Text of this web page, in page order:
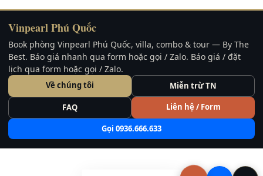
Vinpearl Phú Quốc
Book phòng Vinpearl Phú Quốc, villa, combo & tour — By The
Best. Báo giá nhanh qua form hoặc gọi / Zalo. Báo giá / đặt
lịch qua form hoặc gọi / Zalo.
Về chúng tôi Miễn trừ TN
FAQ Liên hệ / Form
Gọi 0936.666.633